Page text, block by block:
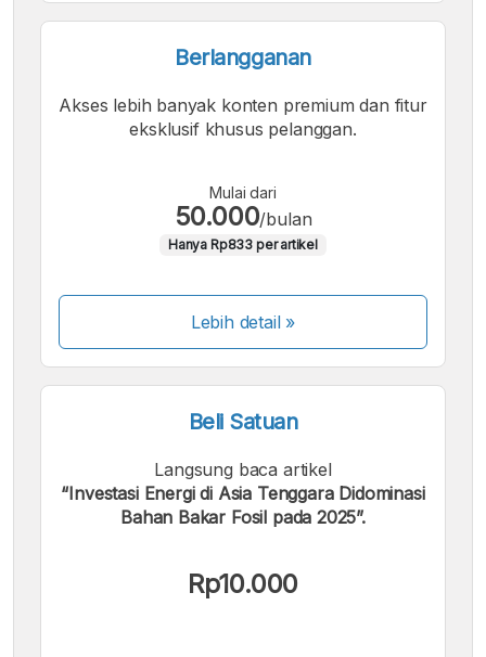
Berlangganan
Akses lebih banyak konten premium dan fitur
eksklusif khusus pelanggan.
Mulai dari
50.000/bulan
Hanya Rp833 per artikel
Lebih detail »
Beli Satuan
Langsung baca artikel
“Investasi Energi di Asia Tenggara Didominasi
Bahan Bakar Fosil pada 2025”.
Rp10.000